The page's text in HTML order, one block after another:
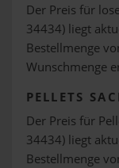
Der Preis für
34434) liegt
Bestellmenge
Wunschmenge
PELLETS
Der Preis für
34434) liegt
Bestellmenge